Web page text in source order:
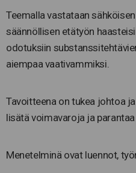
Teemalla vastataan
säännöllisen etätyön
odotuksiin
aiempaa vaativammiksi.
Tavoitteena on tukea johtoa
lisätä voimavaroja ja
Menetelminä ovat luennot,